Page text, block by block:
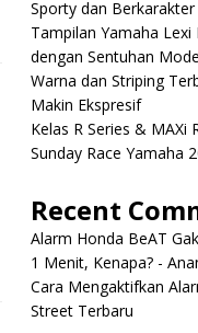
Sporty dan Berkarakter
Tampilan Yamaha Lexi
dengan Sentuhan
Warna dan Striping
Makin Ekspresif
Kelas R Series & MAXi
Sunday Race Yamaha
Recent
Alarm Honda BeAT
1 Menit, Kenapa? -
Cara Mengaktifkan
Street Terbaru